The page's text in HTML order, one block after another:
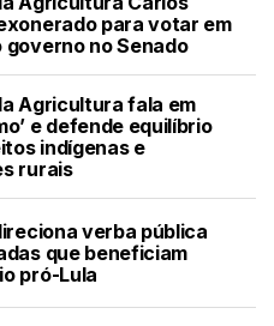
para votar em
governo no Senado
Agricultura fala em
e defende equilíbrio
indígenas e
rurais
verba pública
que beneficiam
pró-Lula